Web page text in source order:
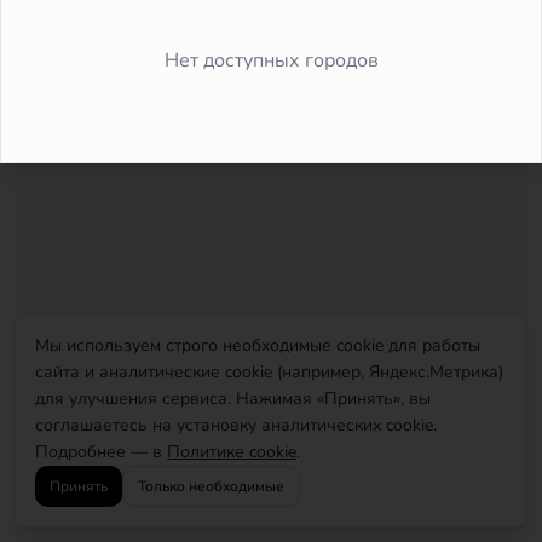
Мы используем строго необходимые cookie для работы
сайта и аналитические cookie (например, Яндекс.Метрика)
для улучшения сервиса. Нажимая «Принять», вы
соглашаетесь на установку аналитических cookie.
Подробнее — в Политике cookie.
Принять Только необходимые
Нет доступных городов